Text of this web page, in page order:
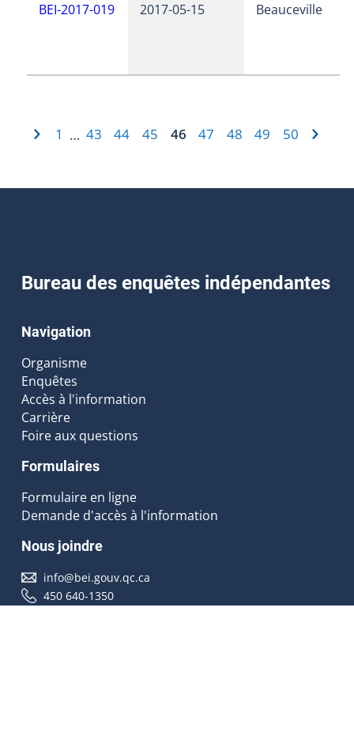
BEI-2017-019 2017-05-15 Beauceville
1 … 43 44 45 46 47 48 49 50
Bureau des enquêtes indépendantes
Navigation
Organisme
Enquêtes
Accès à l'information
Carrière
Foire aux questions
Formulaires
Formulaire en ligne
Demande d'accès à l'information
Nous joindre
info@bei.gouv.qc.ca
450 640-1350